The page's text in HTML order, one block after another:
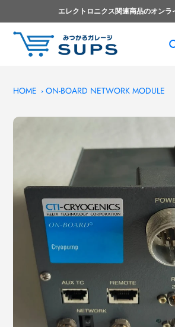
ン
エレクトロニクス関連商品のオンラ
HOME ON-BOARD NETWORK MODULE